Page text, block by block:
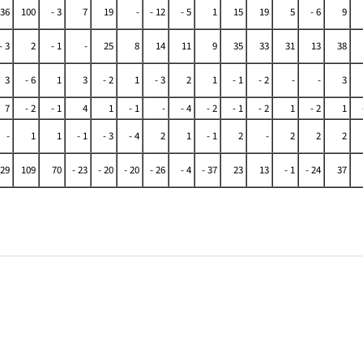
100 - 3 7 19 - - 12 - 5 1 15 19 5 - 6
9
- 3 2 - 1 - 25 8 14 11 9 35 33 31 13
38
3 - 6 1 3 - 2 1 - 3 2 1 - 1 - 2 - -
3
7 - 2 - 1 4 1 - 1 - - 4 - 2 - 1 - 2 1 - 2 1
- 1 1 - 1 - 3 - 4 2 1 - 1 2 - 2 2
2
109 70 - 23 - 20 - 20 - 26 - 4 - 37 23 13 - 1 - 24 37